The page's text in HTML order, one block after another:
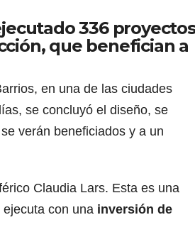
336 proyectos
que benefician a
en una de las ciudades
se concluyó el diseño, se
verán beneficiados y a un
Claudia Lars. Esta es una
con una inversión de